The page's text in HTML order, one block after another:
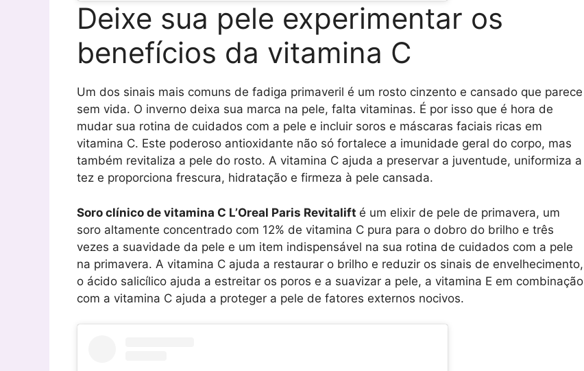
Deixe sua pele experimentar os
benefícios da vitamina C
Um dos sinais mais comuns de fadiga primaveril é um rosto cinzento e cansado que parece
sem vida. O inverno deixa sua marca na pele, falta vitaminas. É por isso que é hora de
mudar sua rotina de cuidados com a pele e incluir soros e máscaras faciais ricas em
vitamina C. Este poderoso antioxidante não só fortalece a imunidade geral do corpo, mas
também revitaliza a pele do rosto. A vitamina C ajuda a preservar a juventude, uniformiza a
tez e proporciona frescura, hidratação e firmeza à pele cansada.
Soro clínico de vitamina C L’Oreal Paris Revitalift é um elixir de pele de primavera, um
soro altamente concentrado com 12% de vitamina C pura para o dobro do brilho e três
vezes a suavidade da pele e um item indispensável na sua rotina de cuidados com a pele
na primavera. A vitamina C ajuda a restaurar o brilho e reduzir os sinais de envelhecimento,
o ácido salicílico ajuda a estreitar os poros e a suavizar a pele, a vitamina E em combinação
com a vitamina C ajuda a proteger a pele de fatores externos nocivos.